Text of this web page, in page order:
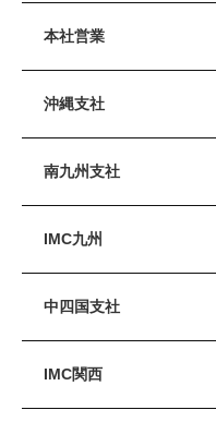
本社営業
沖縄支社
南九州支社
IMC九州
中四国支社
IMC関西